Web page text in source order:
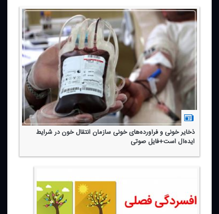
ذخایر خونی و فرآورده‌های خونی سازمان انتقال خون در شرایط
ایده‌آل است+فایل صوتی